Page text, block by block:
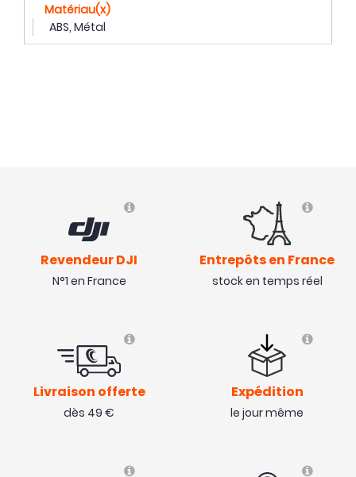
Matériau(x)
ABS, Métal
Revendeur DJI
N°1 en France
Entrepôts en France
stock en temps réel
Livraison offerte
dès 49 €
Expédition
le jour même